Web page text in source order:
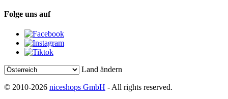
Folge uns auf
Land ändern
© 2010-2026 niceshops GmbH - All rights reserved.